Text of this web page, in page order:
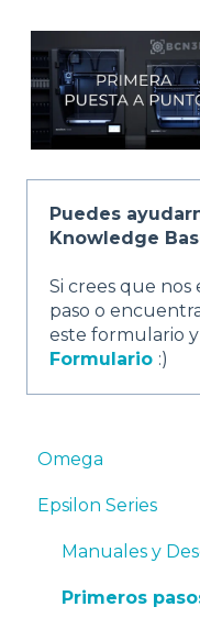
Puedes
Knowledge
Si crees que
paso o
este formulario
Formulario :)
Omega
Epsilon Series
Manuales y
Primeros